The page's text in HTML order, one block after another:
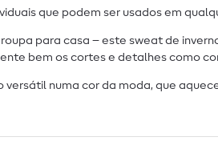
que podem ser usados em
para casa – este sweat de
bem os cortes e detalhes como
numa cor da moda, que